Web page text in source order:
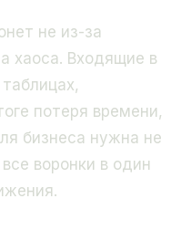
не из-за
хаоса. Входящие в
потеря времени,
бизнеса нужна не
воронки в один